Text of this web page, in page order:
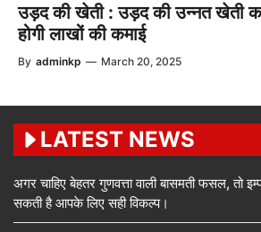
उड़द की खेती : उड़द की उन्नत खेती
होगी लाखों की कमाई
By adminkp — March 20, 2025
LATEST NEWS
अगर चाहिए बेहतर गुणवत्ता वाली बासमती फसल, तो
सकती है आपके लिए सही विकल्प।